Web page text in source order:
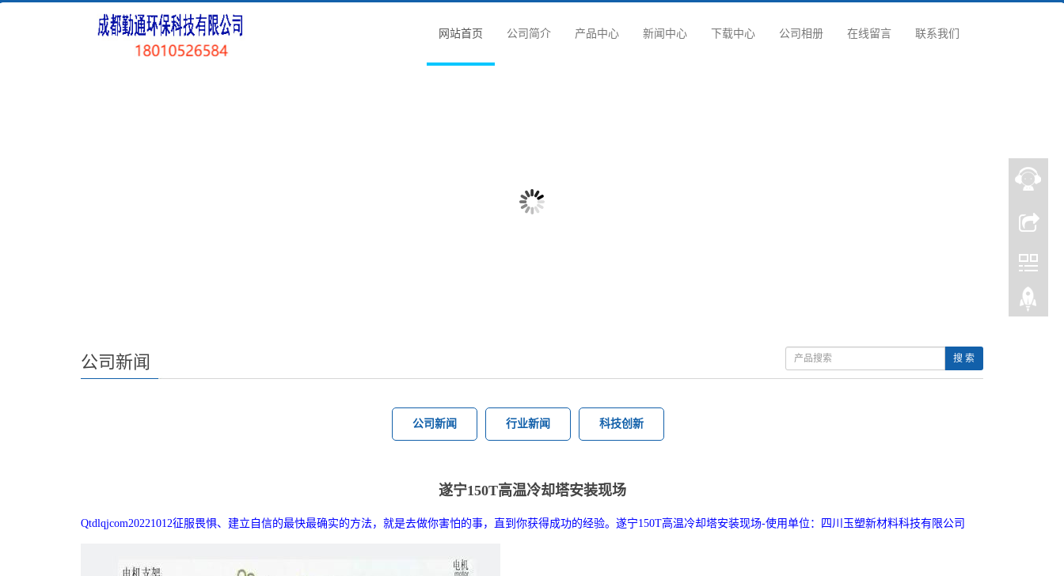
网站首页 公司简介 产品中心 新闻中心 下载中心 公司相册 在线留言 联系我们
公司新闻 搜 索
公司新闻 行业新闻 科技创新
遂宁150T高温冷却塔安装现场
Qtdlqjcom20221012征服畏惧、建立自信的最快最确实的方法，就是去做你害怕的事，直到你获得成功的经验。遂宁150T高温冷却塔安装现场-使用单位：四川玉塑新材料科技有限公司